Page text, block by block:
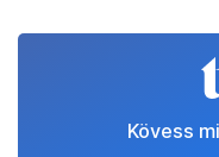
Kövess